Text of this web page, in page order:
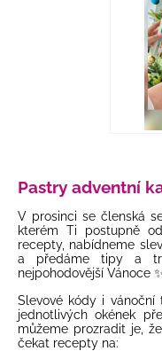
Pastry adventní
V prosinci se členská
kterém Ti postupně
recepty, nabídneme
a předáme tipy a
nejpohodovější Vánoce
Slevové kódy i
jednotlivých okének
můžeme prozradit je,
čekat recepty na: